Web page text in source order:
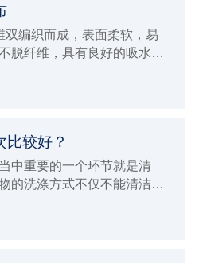
双编织而成，表面柔软，易
脱纤维，具有良好的吸水性
比较好？
中重要的一个环节就是清
的洗涤方式不仅不能清洁和
灰尘及微生物的危险，所以